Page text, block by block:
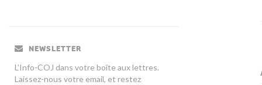
NEWSLETTER
L’Info-COJ dans votre boîte aux lettres.
Laissez-nous votre email, et restez